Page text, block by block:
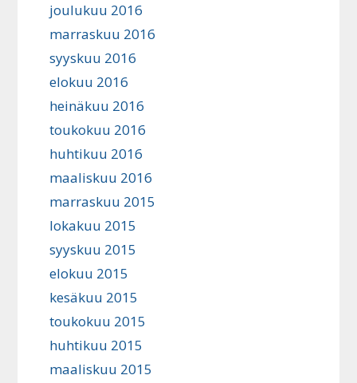
joulukuu 2016
marraskuu 2016
syyskuu 2016
elokuu 2016
heinäkuu 2016
toukokuu 2016
huhtikuu 2016
maaliskuu 2016
marraskuu 2015
lokakuu 2015
syyskuu 2015
elokuu 2015
kesäkuu 2015
toukokuu 2015
huhtikuu 2015
maaliskuu 2015